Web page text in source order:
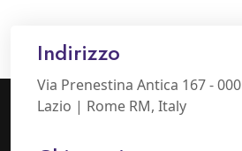
Indirizzo
Via Prenestina Antica 167 -
Lazio | Rome RM, Italy